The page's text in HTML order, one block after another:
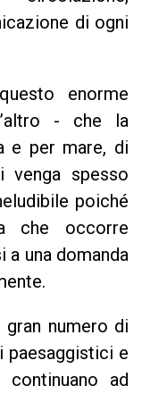
di ogni
enorme
- che la
e per mare, di
spesso
poiché
che occorre
a una domanda
numero di
paesaggistici e
ad